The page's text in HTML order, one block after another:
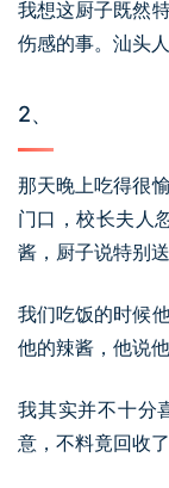
我想这厨子既然
伤感的事。汕头
2、
那天晚上吃得很
门口，校长夫人
酱，厨子说特别送
我们吃饭的时候
他的辣酱，他说
我其实并不十分
意，不料竟回收